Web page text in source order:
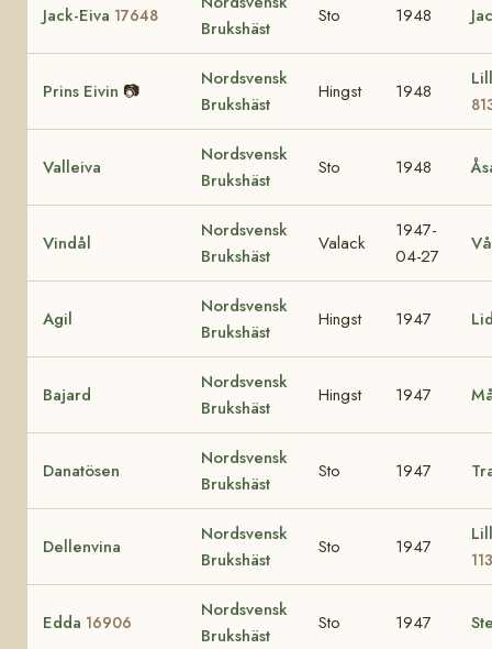
Jack-Eiva 17648
Brukshäst
Sto 1948
Prins Eivin 📷
Nordsvensk
Brukshäst
Hingst 1948
Valleiva
Nordsvensk
Brukshäst
Sto 1948
Vindål
Nordsvensk
Brukshäst
Valack
1947-
04-27
Agil
Nordsvensk
Brukshäst
Hingst 1947
Bajard
Nordsvensk
Brukshäst
Hingst 1947
Danatösen
Nordsvensk
Brukshäst
Sto 1947
Dellenvina
Nordsvensk
Brukshäst
Sto 1947
Edda 16906
Nordsvensk
Brukshäst
Sto 1947